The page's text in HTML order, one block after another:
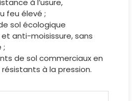
à l’usure,
feu élevé ;
sol écologique
anti-moisissure, sans
;
de sol commerciaux en
à la pression.